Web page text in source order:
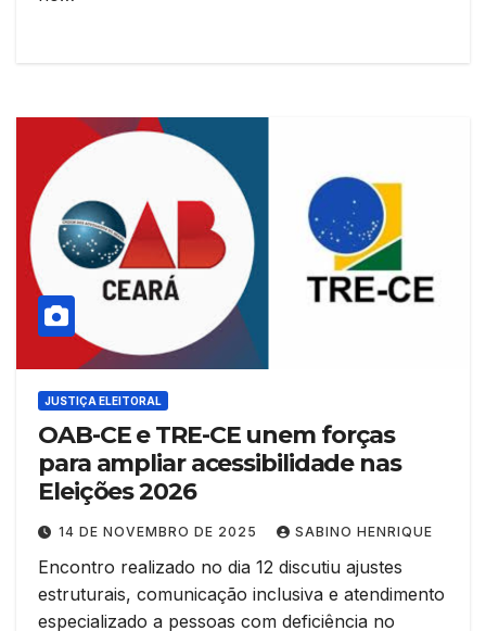
JUSTIÇA ELEITORAL
OAB-CE e TRE-CE unem forças
para ampliar acessibilidade nas
Eleições 2026
14 DE NOVEMBRO DE 2025 SABINO HENRIQUE
Encontro realizado no dia 12 discutiu ajustes
estruturais, comunicação inclusiva e atendimento
especializado a pessoas com deficiência no